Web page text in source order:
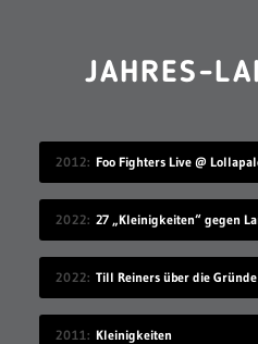
JAHRES-
2012 Foo Fighters Live @
2022
2022 Till Reiners über die
2011 Kleinigkeiten